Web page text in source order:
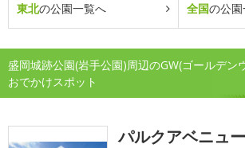
東北の公園一覧へ 全国の公
盛岡城跡公園(岩手公園)周辺のGW(ゴールデン
おでかけスポット
パルクアベニュ